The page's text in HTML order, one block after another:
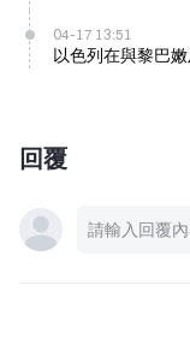
04-17 13:51
以色列在與黎巴
回覆